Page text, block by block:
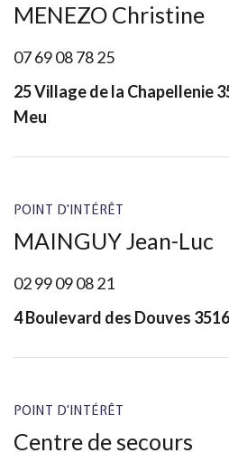
MENEZO Christine
07 69 08 78 25
25 Village de la Chapellenie
Meu
POINT D'INTÉRÊT
MAINGUY Jean-Luc
02 99 09 08 21
4 Boulevard des Douves
POINT D'INTÉRÊT
Centre de secours